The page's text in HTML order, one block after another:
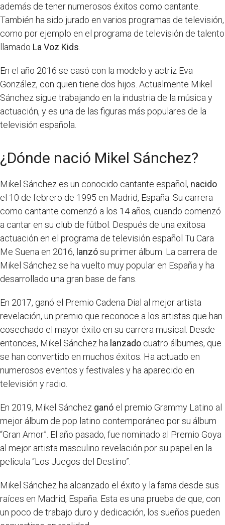
además de tener numerosos éxitos como cantante.
También ha sido jurado en varios programas de televisión,
como por ejemplo en el programa de televisión de talento
llamado La Voz Kids
En el año 2016 se casó con la modelo y actriz Eva
González, con quien tiene dos hijos. Actualmente Mikel
Sánchez sigue trabajando en la industria de la música y
actuación, y es una de las figuras más populares de la
televisión española.
¿Dónde nació Mikel Sánchez?
Mikel Sánchez es un conocido cantante español, nacido
el 10 de febrero de 1995 en Madrid, España. Su carrera
como cantante comenzó a los 14 años, cuando comenzó
a cantar en su club de fútbol. Después de una exitosa
actuación en el programa de televisión español Tu Cara
Me Suena en 2016, lanzósu primer álbum. La carrera de
Mikel Sánchez se ha vuelto muy popular en España y ha
desarrollado una gran base de fans.
En 2017, ganó el Premio Cadena Dial al mejor artista
revelación, un premio que reconoce a los artistas que han
cosechado el mayor éxito en su carrera musical. Desde
entonces, Mikel Sánchez ha lanzado cuatro álbumes, que
se han convertido en muchos éxitos. Ha actuado en
numerosos eventos y festivales y ha aparecido en
televisión y radio.
En 2019, Mikel Sánchez ganó el premio Grammy Latino al
mejor álbum de pop latino contemporáneo por su álbum
“Gran Amor”. El año pasado, fue nominado al Premio Goya
al mejor artista masculino revelación por su papel en la
película “Los Juegos del Destino”.
Mikel Sánchez ha alcanzado el éxito y la fama desde sus
raíces en Madrid, España. Esta es una prueba de que, con
un poco de trabajo duro y dedicación, los sueños pueden